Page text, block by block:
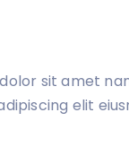
sit amet
elit